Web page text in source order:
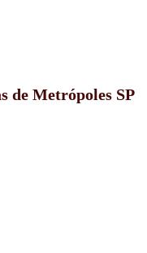
de Metrópoles SP